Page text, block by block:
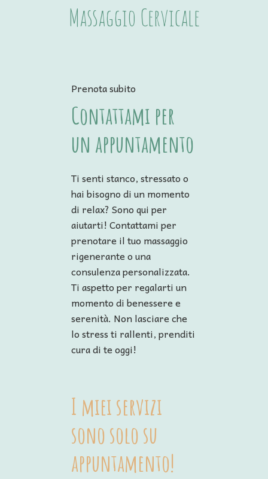
Massaggio Cervicale
Prenota subito
Contattami per
un appuntamento
Ti senti stanco, stressato o
hai bisogno di un momento
di relax? Sono qui per
aiutarti! Contattami per
prenotare il tuo massaggio
rigenerante o una
consulenza personalizzata.
Ti aspetto per regalarti un
momento di benessere e
serenità. Non lasciare che
lo stress ti rallenti, prenditi
cura di te oggi!
I miei servizi
sono solo su
appuntamento!